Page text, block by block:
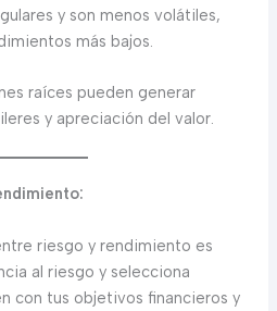
y son menos volátiles,
más bajos.
raíces pueden generar
y apreciación del valor.
riesgo y rendimiento es
al riesgo y selecciona
con tus objetivos financieros y